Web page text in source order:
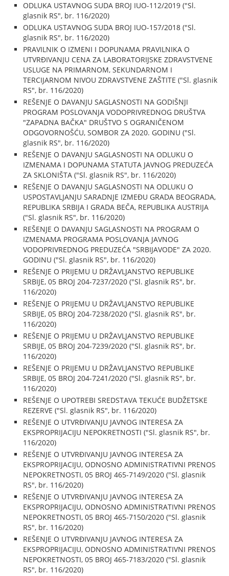
ODLUKA USTAVNOG SUDA BROJ IUO-112/2019 ("Sl.
glasnik RS", br. 116/2020)
ODLUKA USTAVNOG SUDA BROJ IUO-157/2018 ("Sl.
glasnik RS", br. 116/2020)
PRAVILNIK O IZMENI I DOPUNAMA PRAVILNIKA O
UTVRĐIVANJU CENA ZA LABORATORIJSKE ZDRAVSTVENE
USLUGE NA PRIMARNOM, SEKUNDARNOM I
TERCIJARNOM NIVOU ZDRAVSTVENE ZAŠTITE ("Sl. glasnik
RS", br. 116/2020)
REŠENJE O DAVANJU SAGLASNOSTI NA GODIŠNJI
PROGRAM POSLOVANJA VODOPRIVREDNOG DRUŠTVA
"ZAPADNA BAČKA" DRUŠTVO S OGRANIČENOM
ODGOVORNOŠĆU, SOMBOR ZA 2020. GODINU ("Sl.
glasnik RS", br. 116/2020)
REŠENJE O DAVANJU SAGLASNOSTI NA ODLUKU O
IZMENAMA I DOPUNAMA STATUTA JAVNOG PREDUZEĆA
ZA SKLONIŠTA ("Sl. glasnik RS", br. 116/2020)
REŠENJE O DAVANJU SAGLASNOSTI NA ODLUKU O
USPOSTAVLJANJU SARADNJE IZMEĐU GRADA BEOGRADA,
REPUBLIKA SRBIJA I GRADA BEČA, REPUBLIKA AUSTRIJA
("Sl. glasnik RS", br. 116/2020)
REŠENJE O DAVANJU SAGLASNOSTI NA PROGRAM O
IZMENAMA PROGRAMA POSLOVANJA JAVNOG
VODOPRIVREDNOG PREDUZEĆA "SRBIJAVODE" ZA 2020.
GODINU ("Sl. glasnik RS", br. 116/2020)
REŠENJE O PRIJEMU U DRŽAVLJANSTVO REPUBLIKE
SRBIJE, 05 BROJ 204-7237/2020 ("Sl. glasnik RS", br.
116/2020)
REŠENJE O PRIJEMU U DRŽAVLJANSTVO REPUBLIKE
SRBIJE, 05 BROJ 204-7238/2020 ("Sl. glasnik RS", br.
116/2020)
REŠENJE O PRIJEMU U DRŽAVLJANSTVO REPUBLIKE
SRBIJE, 05 BROJ 204-7239/2020 ("Sl. glasnik RS", br.
116/2020)
REŠENJE O PRIJEMU U DRŽAVLJANSTVO REPUBLIKE
SRBIJE, 05 BROJ 204-7241/2020 ("Sl. glasnik RS", br.
116/2020)
REŠENJE O UPOTREBI SREDSTAVA TEKUĆE BUDŽETSKE
REZERVE ("Sl. glasnik RS", br. 116/2020)
REŠENJE O UTVRĐIVANJU JAVNOG INTERESA ZA
EKSPROPRIJACIJU NEPOKRETNOSTI ("Sl. glasnik RS", br.
116/2020)
REŠENJE O UTVRĐIVANJU JAVNOG INTERESA ZA
EKSPROPRIJACIJU, ODNOSNO ADMINISTRATIVNI PRENOS
NEPOKRETNOSTI, 05 BROJ 465-7149/2020 ("Sl. glasnik
RS", br. 116/2020)
REŠENJE O UTVRĐIVANJU JAVNOG INTERESA ZA
EKSPROPRIJACIJU, ODNOSNO ADMINISTRATIVNI PRENOS
NEPOKRETNOSTI, 05 BROJ 465-7150/2020 ("Sl. glasnik
RS", br. 116/2020)
REŠENJE O UTVRĐIVANJU JAVNOG INTERESA ZA
EKSPROPRIJACIJU, ODNOSNO ADMINISTRATIVNI PRENOS
NEPOKRETNOSTI, 05 BROJ 465-7183/2020 ("Sl. glasnik
RS", br. 116/2020)